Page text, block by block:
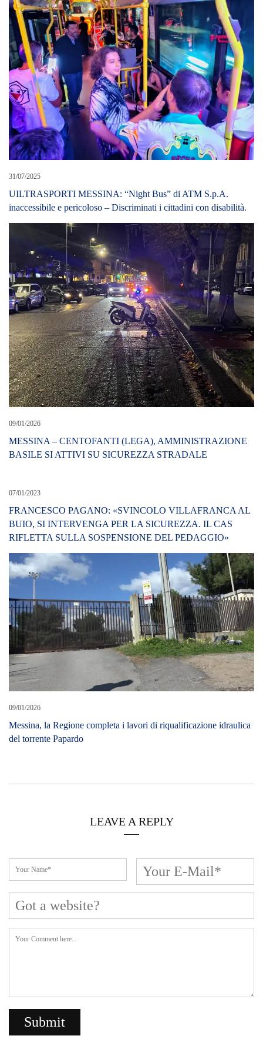
31/07/2025
UILTRASPORTI MESSINA: “Night Bus” di ATM S.p.A.
inaccessibile e pericoloso – Discriminati i cittadini con disabilità.
09/01/2026
MESSINA – CENTOFANTI (LEGA), AMMINISTRAZIONE
BASILE SI ATTIVI SU SICUREZZA STRADALE
07/01/2023
FRANCESCO PAGANO: «SVINCOLO VILLAFRANCA AL
BUIO, SI INTERVENGA PER LA SICUREZZA. IL CAS
RIFLETTA SULLA SOSPENSIONE DEL PEDAGGIO»
09/01/2026
Messina, la Regione completa i lavori di riqualificazione idraulica
del torrente Papardo
LEAVE A REPLY